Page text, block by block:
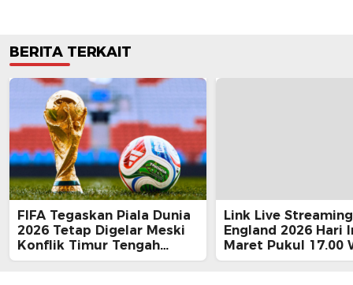
BERITA TERKAIT
FIFA Tegaskan Piala Dunia
2026 Tetap Digelar Meski
Konflik Timur Tengah
Memanas, Disebut ‘Terlalu
Link Live
England 2026 Hari
Maret Pukul 17.00